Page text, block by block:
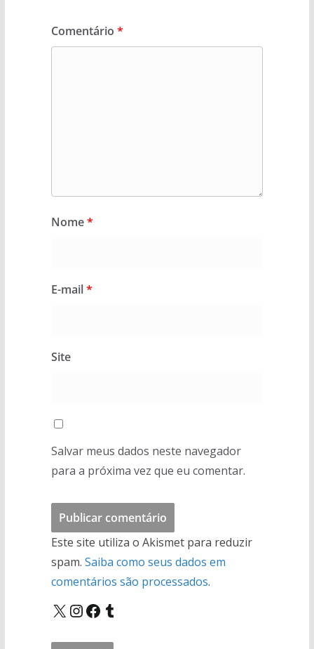
Comentário *
Nome*
E-mail*
Site
Salvar meus dados neste navegador
para a próxima vez que eu comentar.
Este site utiliza o Akismet para reduzir
spam. Saiba como seus dados em
comentários são processados.
X InstagramFacebook Tumblr